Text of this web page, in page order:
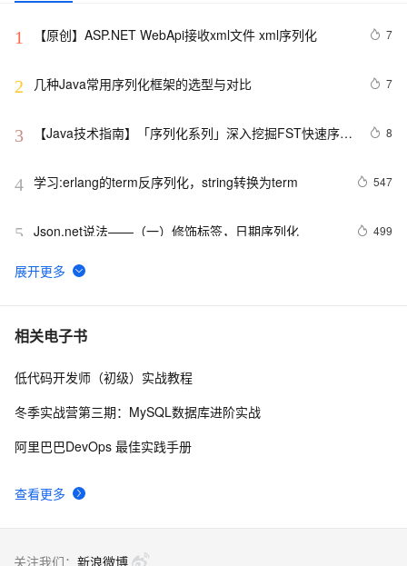
1 【原创】ASP.NET WebApi接收xml文件 xml序列化 7
2 几种Java常用序列化框架的选型与对比 7
3
【Java技术指南】「序列化系列」深入挖掘FST快速序列
8
4 学习:erlang的term反序列化，string转换为term 547
5 Json.net说法——（一）修饰标签，日期序列化 499
6 序列化和反序列化（1）---[Serializable]
7 Java对象序列化
8 DateTime在ExtJs中无法正确序列化的问题
相关电子书
查看更多
低代码开发师（初级）实战教程
冬季实战营第三期：MySQL数据库进阶实战
阿里巴巴DevOps 最佳实践手册
关注我们： 新浪微博